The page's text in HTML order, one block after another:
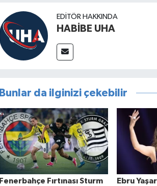
EDITÖR HAKKINDA
HABİBE UHA
Bunlar da ilginizi çekebilir
Fenerbahçe Fırtınası Sturm
Ebru